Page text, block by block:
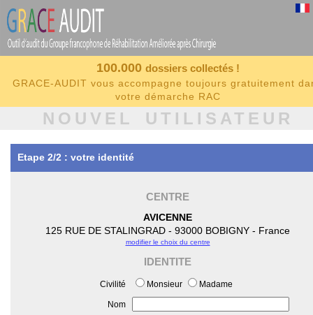
100.000 dossiers collectés !
GRACE-AUDIT vous accompagne toujours gratuitement
votre démarche RAC
NOUVEL UTILISATEUR
Etape 2/2 : votre identité
CENTRE
AVICENNE
125 RUE DE STALINGRAD - 93000 BOBIGNY - France
modifier le choix du centre
IDENTITE
Civilité Monsieur Madame
Nom